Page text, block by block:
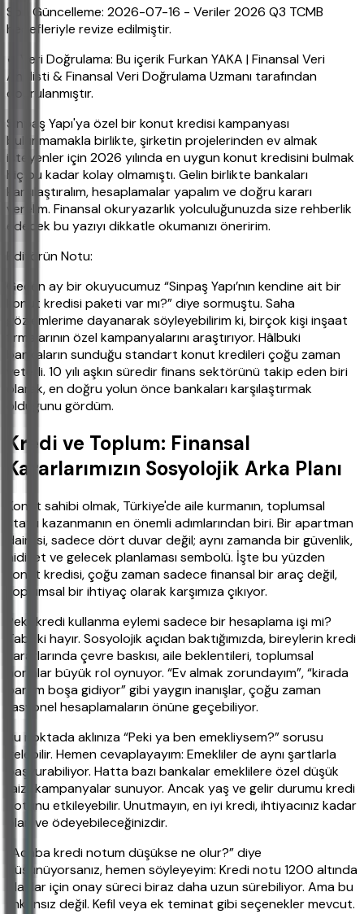
Son Güncelleme: 2026-07-16 - Veriler 2026 Q3 TCMB
hedefleriyle revize edilmiştir.
✔ Veri Doğrulama: Bu içerik Furkan YAKA | Finansal Veri
Analisti & Finansal Veri Doğrulama Uzmanı tarafından
doğrulanmıştır.
Sinpaş Yapı'ya özel bir konut kredisi kampanyası
bulunmamakla birlikte, şirketin projelerinden ev almak
isteyenler için 2026 yılında en uygun konut kredisini bulmak
hiç bu kadar kolay olmamıştı. Gelin birlikte bankaları
karşılaştıralım, hesaplamalar yapalım ve doğru kararı
verelim. Finansal okuryazarlık yolculuğunuzda size rehberlik
edecek bu yazıyı dikkatle okumanızı öneririm.
Editörün Notu:
Geçen ay bir okuyucumuz “Sinpaş Yapı’nın kendine ait bir
konut kredisi paketi var mı?” diye sormuştu. Saha
gözlemlerime dayanarak söyleyebilirim ki, birçok kişi inşaat
firmalarının özel kampanyalarını araştırıyor. Hâlbuki
bankaların sunduğu standart konut kredileri çoğu zaman
yeterli. 10 yılı aşkın süredir finans sektörünü takip eden biri
olarak, en doğru yolun önce bankaları karşılaştırmak
olduğunu gördüm.
Kredi ve Toplum: Finansal
Kararlarımızın Sosyolojik Arka Planı
Konut sahibi olmak, Türkiye'de aile kurmanın, toplumsal
statü kazanmanın en önemli adımlarından biri. Bir apartman
dairesi, sadece dört duvar değil; aynı zamanda bir güvenlik,
aidiyet ve gelecek planlaması sembolü. İşte bu yüzden
konut kredisi, çoğu zaman sadece finansal bir araç değil,
toplumsal bir ihtiyaç olarak karşımıza çıkıyor.
Peki, kredi kullanma eylemi sadece bir hesaplama işi mi?
Tabii ki hayır. Sosyolojik açıdan baktığımızda, bireylerin kredi
kararlarında çevre baskısı, aile beklentileri, toplumsal
normlar büyük rol oynuyor. “Ev almak zorundayım”, “kirada
param boşa gidiyor” gibi yaygın inanışlar, çoğu zaman
rasyonel hesaplamaların önüne geçebiliyor.
Bu noktada aklınıza “Peki ya ben emekliysem?” sorusu
gelebilir. Hemen cevaplayayım: Emekliler de aynı şartlarla
başvurabiliyor. Hatta bazı bankalar emeklilere özel düşük
faizli kampanyalar sunuyor. Ancak yaş ve gelir durumu kredi
notunu etkileyebilir. Unutmayın, en iyi kredi, ihtiyacınız kadar
olan ve ödeyebileceğinizdir.
“Acaba kredi notum düşükse ne olur?” diye
düşünüyorsanız, hemen söyleyeyim: Kredi notu 1200 altında
olanlar için onay süreci biraz daha uzun sürebiliyor. Ama bu
imkansız değil. Kefil veya ek teminat gibi seçenekler mevcut.